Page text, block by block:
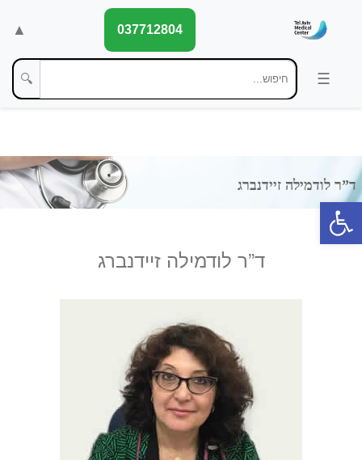
פתח סרגל נגישות
▲ 037712804
🔍
ד”ר לודמילה זיידנברג